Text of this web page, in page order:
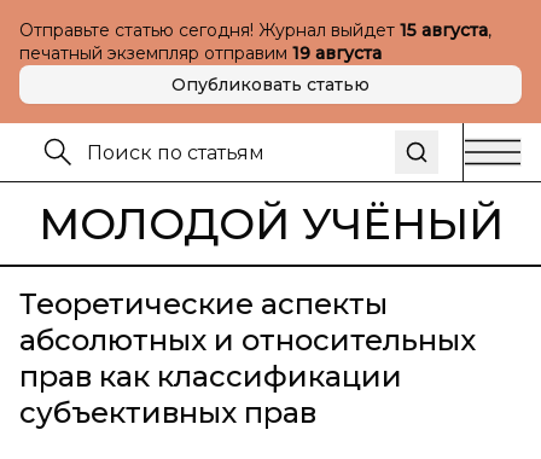
Отправьте статью сегодня! Журнал выйдет 15 августа,
печатный экземпляр отправим 19 августа
Опубликовать статью
МОЛОДОЙ УЧЁНЫЙ
Теоретические аспекты
абсолютных и относительных
прав как классификации
субъективных прав